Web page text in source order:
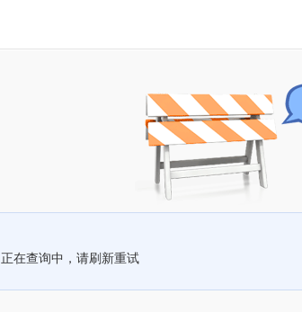
正在查询中，请刷新重试